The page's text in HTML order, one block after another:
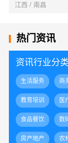
江西 / 南昌
热门资讯
资讯行业分类
生活服务 商
教育培训 医
食品餐饮 数
房产地产 农